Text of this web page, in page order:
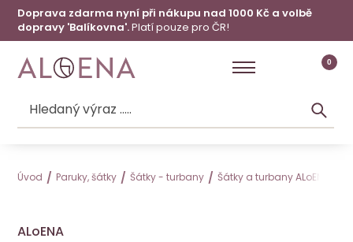
Doprava zdarma nyní při nákupu nad 1000 Kč a volbě
dopravy 'Balíkovna'.Platí pouze pro ČR!
0
Úvod Paruky, šátky Šátky - turbany Šátky a turbany ALoENA
ALoENA